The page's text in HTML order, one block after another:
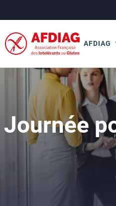
AFDIAG
Journée